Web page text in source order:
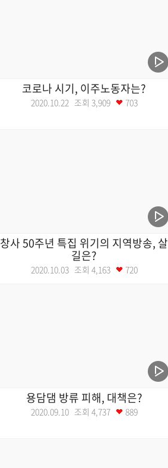
코로나 시기, 이주노동자는?
2020.10.22 조회 3,909 703
창사 50주년 특집 위기의 지역방송, 살
길은?
2020.10.03 조회 4,163 720
용담댐 방류 피해, 대책은?
2020.09.10 조회 4,737 889